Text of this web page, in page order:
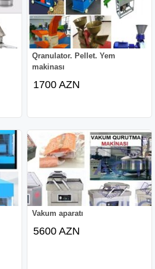
Qranulator. Pellet. Yem
makinası
1700 AZN
Vakum aparatı
5600 AZN